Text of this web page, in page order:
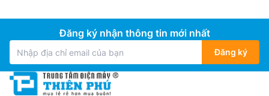
Đăng ký nhận thông tin mới nhất
Đăng ký